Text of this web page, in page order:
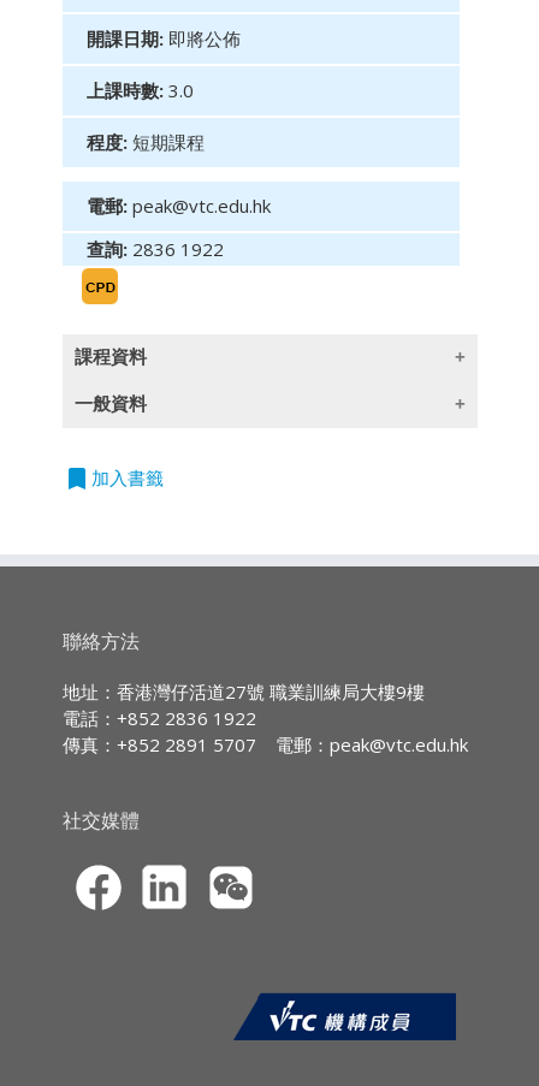
開課日期: 即將公佈
上課時數: 3.0
程度: 短期課程
電郵: peak@vtc.edu.hk
查詢: 2836 1922
課程資料
革新傳統金融銷售模式，結合設計思維、生成式
維。
2. 設計思維實踐（4D模型）：開發創新金融
產品/服務。
案並製作原型。
4. 互動工作坊：演練AI輔助的銷售演示技巧。
5. 數碼平台運用：實現無縫客戶開戶與互動流
一般資料
授課語言
持續專業進修
IA CPD Hours:
3
MPFA Non-core CPD Hours:
HKMA ECF CPD Hours 3
bookmark 加入書籤
聯絡方法
地址：香港灣仔活道27號 職業訓練局大樓9樓
電話：+852 2836 1922
傳真：+852 2891 5707
電郵： peak@vtc.edu.hk
社交媒體